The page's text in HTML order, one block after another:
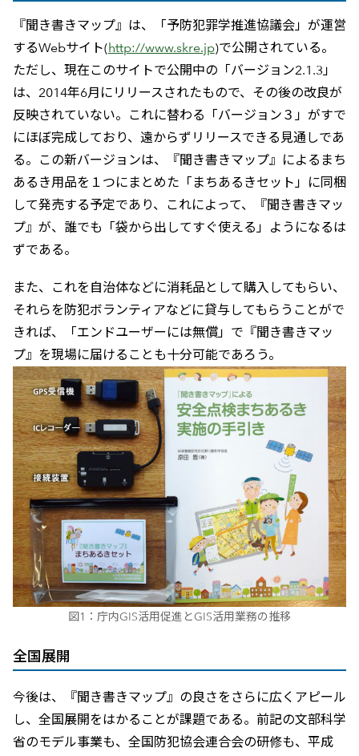
『聞き書きマップ』は、「予防犯罪学推進協議会」が運営
するWebサイト(http://www.skre.jp)で公開されている。
ただし、現在このサイトで公開中の「バージョン2.1.3」
は、2014年6月にリリースされたもので、その後の改良が
反映されていない。これに替わる「バージョン３」がすで
にほぼ完成しており、遠からずリリースできる見通しであ
る。この新バージョンは、『聞き書きマップ』によるまち
あるき用品を１つにまとめた「まちあるきセット」に同梱
して発売する予定であり、これによって、『聞き書きマッ
プ』が、誰でも「袋から出してすぐ使える」ようになるは
ずである。
また、これを自治体などに消耗品として購入してもらい、
それらを防犯ボランティアなどに貸与してもらうことがで
きれば、「エンドユーザーには無償」で『聞き書きマッ
プ』を現場に届けることも十分可能であろう。
図1：庁内GIS活用促進とGIS活用業務の推移
全国展開
今後は、『聞き書きマップ』の良さをさらに広くアピール
し、全国展開をはかることが課題である。前記の文部科学
省のモデル事業も、全国防犯協会連合会の研修も、平成